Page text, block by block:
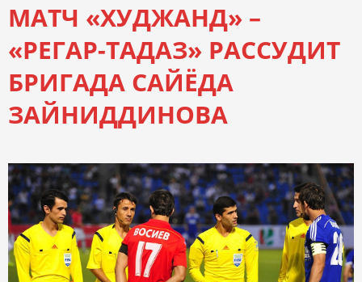
МАТЧ «ХУДЖАНД» –
«РЕГАР-ТАДАЗ» РАССУДИТ
БРИГАДА САЙЁДА
ЗАЙНИДДИНОВА